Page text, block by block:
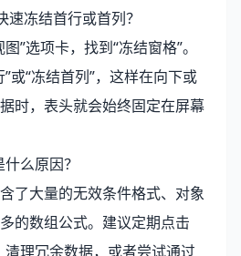
速冻结首行或首列？
”选项卡，找到“冻结窗格”。
或“冻结首列”，这样在向下或
时，表头就会始终固定在屏幕
么原因？
了大量的无效条件格式、对象
的数组公式。建议定期点击
清理冗余数据，或者尝试通过